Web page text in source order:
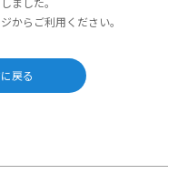
からご利用ください。
戻る